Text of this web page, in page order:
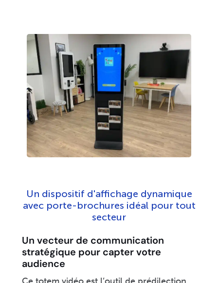
Un dispositif d'affichage dynamique
avec porte-brochures idéal pour tout
secteur
Un vecteur de communication
stratégique pour capter votre
audience